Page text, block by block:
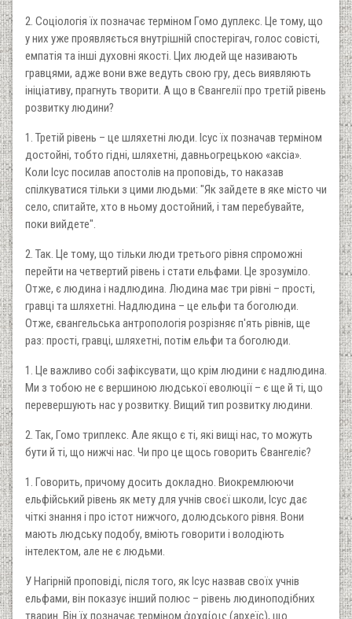
2. Соціологія їх позначає терміном Гомо дуплекс. Це тому, що
у них уже проявляється внутрішній спостерігач, голос совісті,
емпатія та інші духовні якості. Цих людей ще називають
гравцями, адже вони вже ведуть свою гру, десь виявляють
ініціативу, прагнуть творити. А що в Євангелії про третій рівень
розвитку людини?
1. Третій рівень – це шляхетні люди. Ісус їх позначав терміном
достойні, тобто гідні, шляхетні, давньогрецькою «аксіа».
Коли Ісус посилав апостолів на проповідь, то наказав
спілкуватися тільки з цими людьми: "Як зайдете в яке місто чи
село, спитайте, хто в ньому достой­ний, і там перебувайте,
поки вийдете".
2. Так. Це тому, що тільки люди третього рівня спроможні
перейти на четвертий рівень і стати ельфами. Це зрозуміло.
Отже, є людина і надлюдина. Людина має три рівні – прості,
гравці та шляхетні. Надлюдина – це ельфи та боголюди.
Отже, євангельська антропологія розрізняє п'ять рівнів, ще
раз: прості, гравці, шляхетні, потім ельфи та боголюди.
1. Це важливо собі зафіксувати, що крім людини є надлюдина.
Ми з тобою не є вершиною людської еволюції – є ще й ті, що
перевершують нас у розвитку. Вищий тип розвитку людини.
2. Так, Гомо триплекс. Але якщо є ті, які вищі нас, то можуть
бути й ті, що нижчі нас. Чи про це щось говорить Євангеліє?
1. Говорить, причому досить докладно. Виокремлюючи
ельфійський рівень як мету для учнів своєї школи, Ісус дає
чіткі знання і про істот нижчого, долюдського рівня. Вони
мають людську подобу, вміють говорити і володіють
інтелектом, але не є людьми.
У Нагірній проповіді, після того, як Ісус назвав своїх учнів
ельфами, він показує інший полюс – рівень людиноподібних
тварин. Він їх позначає терміном ἀρχαίοις (археїс), що